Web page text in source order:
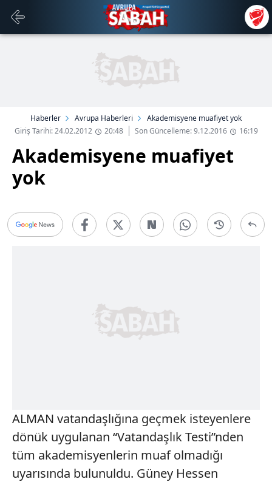
Haberler Avrupa Haberleri
Akademisyene muafiyet yok
Giriş Tarihi: 24.02.2012
20:48 Son Güncelleme: 9.12.2016 16:19
Akademisyene muafiyet
yok
ALMAN vatandaşlığına geçmek isteyenlere
dönük uygulanan “Vatandaşlık Testi”nden
tüm akademisyenlerin muaf olmadığı
uyarısında bulunuldu. Güney Hessen